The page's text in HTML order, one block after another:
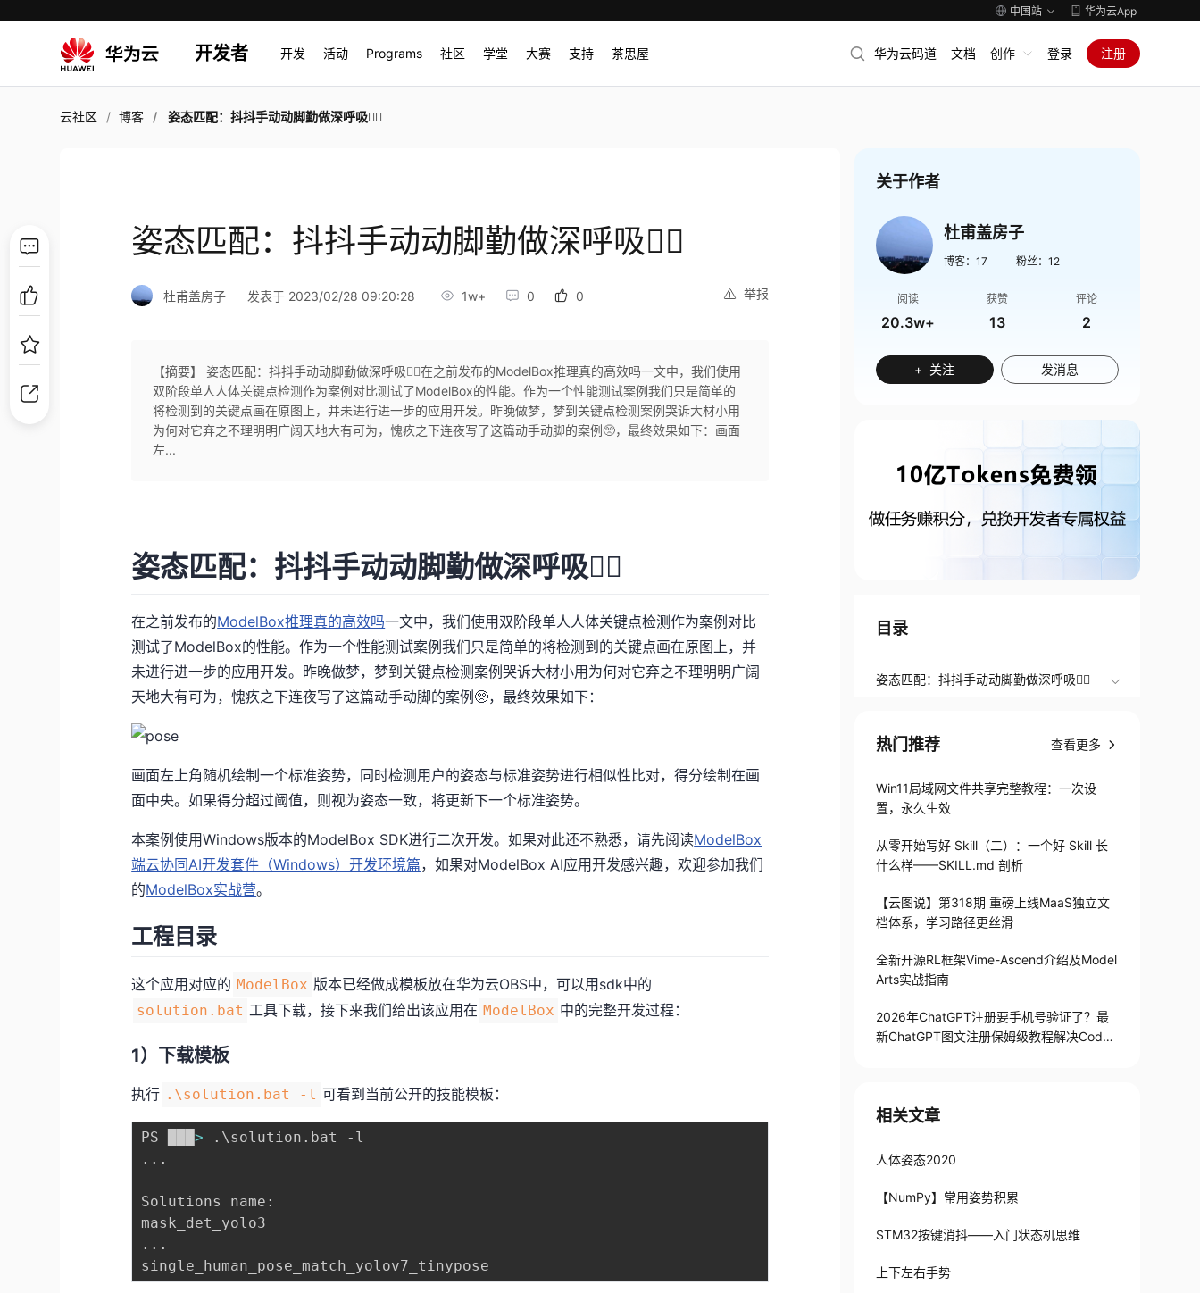
中国站 华为云App
开发者 开发 活动 Programs 社区 学堂 大赛 支持 茶思屋 华为云码道 文档 创作 登录 注册
云社区 博客 姿态匹配：抖抖手动动脚勤做深呼吸👯‍♀️
姿态匹配：抖抖手动动脚勤做深呼吸👯‍♀️
举报
杜甫盖房子 发表于 2023/02/28 09:20:28 1w+ 0 0
【摘要】 姿态匹配：抖抖手动动脚勤做深呼吸👯‍♀️在之前发布的ModelBox推理真的高效吗一文中，我们使用
双阶段单人人体关键点检测作为案例对比测试了ModelBox的性能。作为一个性能测试案例我们只是简单的
将检测到的关键点画在原图上，并未进行进一步的应用开发。昨晚做梦，梦到关键点检测案例哭诉大材小用
为何对它弃之不理明明广阔天地大有可为，愧疚之下连夜写了这篇动手动脚的案例🥺，最终效果如下：画面
左...
姿态匹配：抖抖手动动脚勤做深呼吸👯‍♀️
在之前发布的ModelBox推理真的高效吗一文中，我们使用双阶段单人人体关键点检测作为案例对比
测试了ModelBox的性能。作为一个性能测试案例我们只是简单的将检测到的关键点画在原图上，并
未进行进一步的应用开发。昨晚做梦，梦到关键点检测案例哭诉大材小用为何对它弃之不理明明广阔
天地大有可为，愧疚之下连夜写了这篇动手动脚的案例🥺，最终效果如下：
画面左上角随机绘制一个标准姿势，同时检测用户的姿态与标准姿势进行相似性比对，得分绘制在画
面中央。如果得分超过阈值，则视为姿态一致，将更新下一个标准姿势。
本案例使用Windows版本的ModelBox SDK进行二次开发。如果对此还不熟悉，请先阅读ModelBox
端云协同AI开发套件（Windows）开发环境篇，如果对ModelBox AI应用开发感兴趣，欢迎参加我们
的ModelBox实战营。
工程目录
这个应用对应的 ModelBox 版本已经做成模板放在华为云OBS中，可以用sdk中的
solution.bat 工具下载，接下来我们给出该应用在 ModelBox 中的完整开发过程：
1）下载模板
执行 .\solution.bat -l 可看到当前公开的技能模板：
PS ███> . \
.. .
Solutions name:
.. .
关于作者
杜甫盖房子
博客： 17 粉丝： 12
阅读
20.3w+
获赞
13
评论
2
+ 关注 发消息
目录
姿态匹配：抖抖手动动脚勤做深呼吸👯‍♀️
热门推荐 查看更多
Win11局域网文件共享完整教程：一次设
置，永久生效
从零开始写好 Skill（二）：一个好 Skill 长
什么样——SKILL.md 剖析
【云图说】第318期 重磅上线MaaS独立文
档体系，学习路径更丝滑
全新开源RL框架Vime-Ascend介绍及Model
Arts实战指南
2026年ChatGPT注册要手机号验证了？最
新ChatGPT图文注册保姆级教程解决Codex
相关文章
人体姿态2020
【NumPy】常用姿势积累
STM32按键消抖——入门状态机思维
上下左右手势